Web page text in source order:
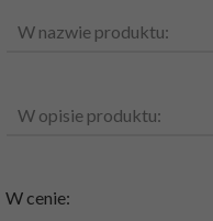
W nazwie produktu:
W opisie produktu:
W cenie: